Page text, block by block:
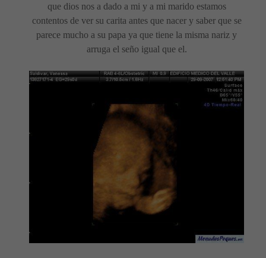
que dios nos a dado a mi y a mi marido estamos
contentos de ver su carita antes que nacer y saber que se
parece mucho a su papa ya que tiene la misma nariz y
arruga el seño igual que el.